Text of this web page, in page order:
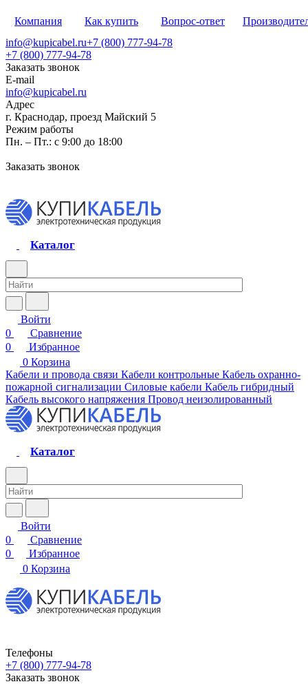
Компания Как купить Вопрос-ответ
info@kupicabel.ru+7 (800) 777-94-78
+7 (800) 777-94-78
Заказать звонок
E-mail
info@kupicabel.ru
Адрес
г. Краснодар, проезд Майский 5
Режим работы
Пн. – Пт.: с 9:00 до 18:00
Заказать звонок
Каталог
Войти
0
Сравнение
0
Избранное
0 Корзина
Кабели и провода связи Кабели контрольные Кабель охранно-
пожарной сигнализации Силовые кабели Кабель гибридный
Кабель высокого напряжения Провод неизолированный
Каталог
Войти
0
Сравнение
0
Избранное
0 Корзина
Телефоны
+7 (800) 777-94-78
Заказать звонок